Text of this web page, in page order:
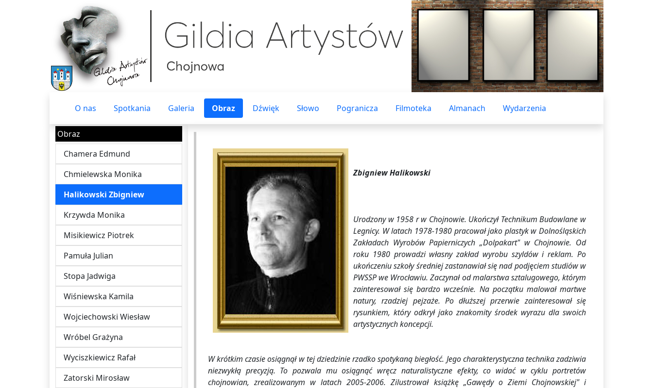
O nas Spotkania Galeria Obraz Dźwięk Słowo Pogranicza Filmoteka Almanach Wydarzenia
Obraz
Chamera Edmund
Chmielewska Monika
Halikowski Zbigniew
Krzywda Monika
Misikiewicz Piotrek
Pamuła Julian
Stopa Jadwiga
Wiśniewska Kamila
Wojciechowski Wiesław
Wróbel Grażyna
Wyciszkiewicz Rafał
Zatorski Mirosław
Zbigniew Halikowski
Urodzony w 1958 r w Chojnowie. Ukończył Technikum Budowlane w
Legnicy. W latach 1978-1980 pracował jako plastyk w Dolnośląskich
Zakładach Wyrobów Papierniczych „Dolpakart" w Chojnowie. Od
roku 1980 prowadzi własny zakład wyrobu szyldów i reklam. Po
ukończeniu szkoły średniej zastanawiał się nad podjęciem studiów w
PWSSP we Wrocławiu. Zaczynał od malarstwa sztalugowego, którym
zainteresował się bardzo wcześnie. Na początku malował martwe
natury, rzadziej pejzaże. Po dłuższej przerwie zainteresował się
rysunkiem, który odkrył jako znakomity środek wyrazu dla swoich
artystycznych koncepcji.
W krótkim czasie osiągnął w tej dziedzinie rzadko spotykaną biegłość. Jego charakterystyczna technika zadziwia
niezwykłą precyzją. To pozwala mu osiągnąć wręcz naturalistyczne efekty, co widać w cyklu portretów
chojnowian, zrealizowanym w latach 2005-2006. Zilustrował książkę „Gawędy o Ziemi Chojnowskiej" i